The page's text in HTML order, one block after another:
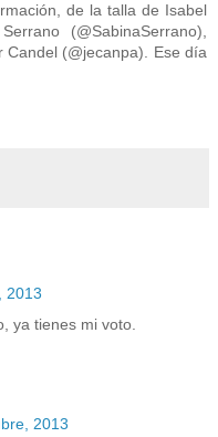
de la talla de Isabel
(@SabinaSerrano),
(@jecanpa). Ese día
2013
ya tienes mi voto.
2013